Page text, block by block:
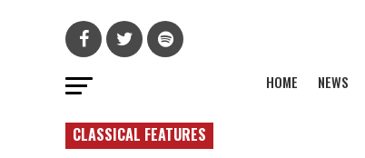
HOME NEWS
CLASSICAL FEATURES